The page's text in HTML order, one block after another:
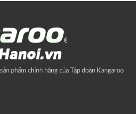
phẩm chính hãng của Tập đoàn Kangaroo